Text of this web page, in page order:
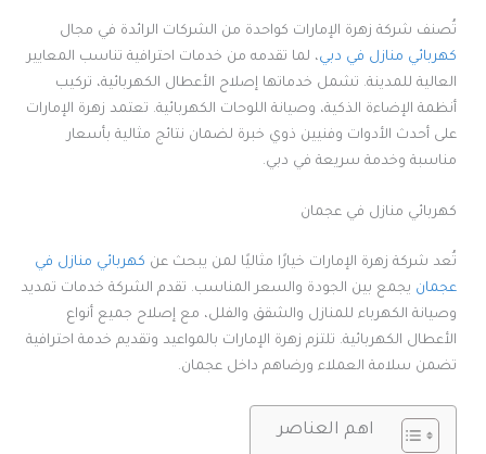
تُصنف شركة زهرة الإمارات كواحدة من الشركات الرائدة في مجال
كهربائي منازل في دبي، لما تقدمه من خدمات احترافية تناسب المعايير
العالية للمدينة. تشمل خدماتها إصلاح الأعطال الكهربائية، تركيب
أنظمة الإضاءة الذكية، وصيانة اللوحات الكهربائية. تعتمد زهرة الإمارات
على أحدث الأدوات وفنيين ذوي خبرة لضمان نتائج مثالية بأسعار
مناسبة وخدمة سريعة في دبي.
كهربائي منازل في عجمان
تُعد شركة زهرة الإمارات خيارًا مثاليًا لمن يبحث عن كهربائي منازل في
عجمان يجمع بين الجودة والسعر المناسب. تقدم الشركة خدمات تمديد
وصيانة الكهرباء للمنازل والشقق والفلل، مع إصلاح جميع أنواع
الأعطال الكهربائية. تلتزم زهرة الإمارات بالمواعيد وتقديم خدمة احترافية
تضمن سلامة العملاء ورضاهم داخل عجمان.
اهم العناصر